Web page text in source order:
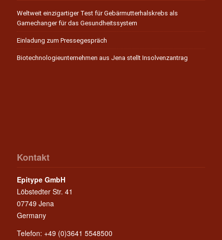
Weltweit einzigartiger Test für Gebärmutterhalskrebs als
Gamechanger für das Gesundheitssystem
Einladung zum Pressegespräch
Biotechnologieunternehmen aus Jena stellt Insolvenzantrag
Kontakt
Epitype GmbH
Löbstedter Str. 41
07749 Jena
Germany
Telefon: +49 (0)3641 5548500